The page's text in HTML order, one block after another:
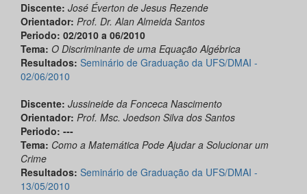
Discente: José Éverton de Jesus Rezende
Orientador: Prof. Dr. Alan Almeida Santos
Periodo: 02/2010 a 06/2010
Tema: O Discriminante de uma Equação Algébrica
Resultados: Seminário de Graduação da UFS/DMAI -
02/06/2010
Discente: Jussineide da Fonceca Nascimento
Orientador: Prof. Msc. Joedson Silva dos Santos
Periodo: ---
Tema: Como a Matemática Pode Ajudar a Solucionar um
Crime
Resultados: Seminário de Graduação da UFS/DMAI -
13/05/2010